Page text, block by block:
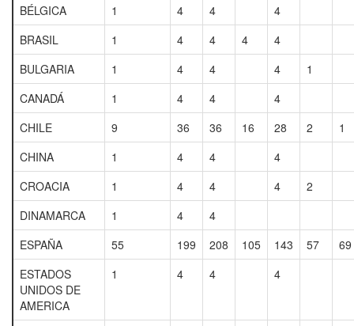
BÉLGICA
1 4 4
4
BRASIL
1 4 4 4
4
BULGARIA
1 4 4 4
1
CANADÁ
1 4 4
4
CHILE
9 36 36 16 28 2
1
CHINA
1 4 4
4
CROACIA
1 4 4 4
2
DINAMARCA
1 4
4
ESPAÑA
55 199 208 105 143 57
69
ESTADOS
UNIDOS DE
AMERICA
1 4 4 4